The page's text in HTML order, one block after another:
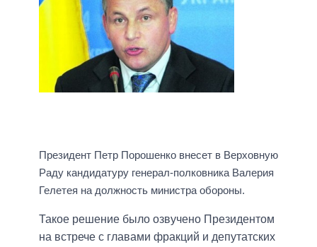
Президент Петр Порошенко внесет в Верховную
Раду кандидатуру генерал-полковника Валерия
Гелетея на должность министра обороны.
Такое решение было озвучено Президентом
на встрече с главами фракций и депутатских